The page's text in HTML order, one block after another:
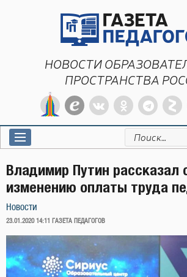
НОВОСТИ
ПРОСТРАНСТВА
Искать:
Владимир Путин рассказал
изменению оплаты труда
Новости
ОПУБЛИКОВАНО
23.01.2020 14:11 ГАЗЕТА ПЕДАГОГОВ